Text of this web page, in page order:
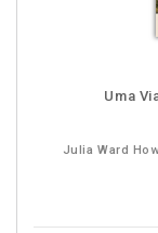
Uma
Julia Ward